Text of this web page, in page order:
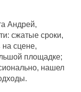
Андрей,
сжатые сроки,
на сцене,
площадке;
нашел